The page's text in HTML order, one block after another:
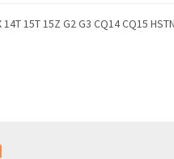
15T 15Z G2 G3 CQ14 CQ15